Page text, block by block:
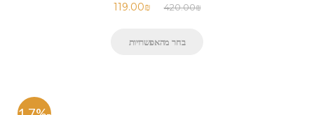
420.00₪
119.00₪
בחר מהאפשרויות